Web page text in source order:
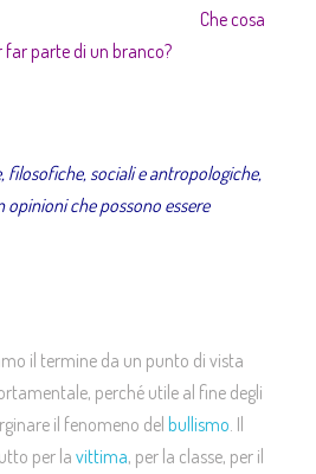
Che cosa
far parte di un branco?
filosofiche, sociali e antropologiche,
che possono essere
il termine da un punto di vista
perché utile al fine degli
il fenomeno del bullismo . Il
per la vittima, per la classe, per il